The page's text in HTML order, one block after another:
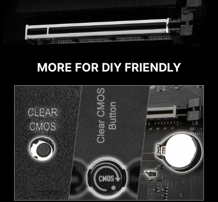
MORE FOR DIY FRIENDLY
HEADER WITH DIFFERENT COLOR
To better differentiate between pin headers
for different purposes, mark the pump sys
header and ARGB headers in white and PCIe
8-pin header in gray, enabling users to
manage cables more efficiently.